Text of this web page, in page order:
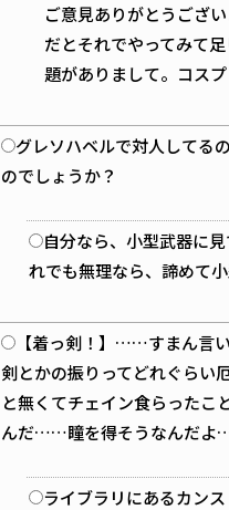
ご意見ありがとうござ
だとそれでやってみて
題がありまして。コス
グレソハベルで対人してる
のでしょうか？
自分なら、小型武器に
れでも無理なら、諦めて
【着っ剣！】……すまん言
剣とかの振りってどれぐらい
と無くてチェイン食らった
んだ……瞳を得そうなんだ
ライブラリにあるカン